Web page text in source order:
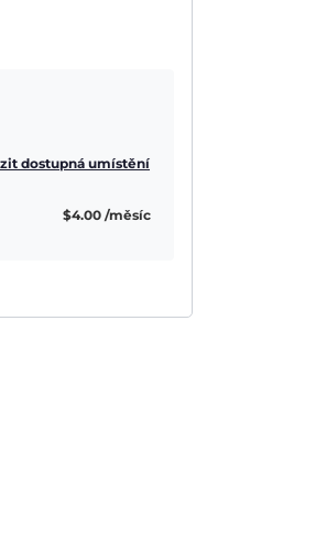
dostupná umístění
$4.00 /měsíc